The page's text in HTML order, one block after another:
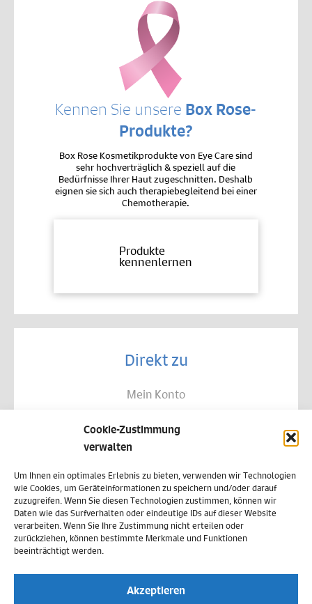
Cookie-Zustimmung
verwalten
Um Ihnen ein optimales Erlebnis zu bieten, verwenden wir Technologien
wie Cookies, um Geräteinformationen zu speichern und/oder darauf
zuzugreifen. Wenn Sie diesen Technologien zustimmen, können wir
Daten wie das Surfverhalten oder eindeutige IDs auf dieser Website
verarbeiten. Wenn Sie Ihre Zustimmung nicht erteilen oder
zurückziehen, können bestimmte Merkmale und Funktionen
beeinträchtigt werden.
Akzeptieren
Kennen Sie unsere Box Rose-
Produkte?
Box Rose Kosmetikprodukte von Eye Care sind
sehr hochverträglich & speziell auf die
Bedürfnisse Ihrer Haut zugeschnitten. Deshalb
eignen sie sich auch therapiebegleitend bei einer
Chemotherapie.
Produkte
kennenlernen
Direkt zu
Mein Konto
Allgemeine Geschäftsbedingungen
Datenschutz
Widerruf
Zahlungsweisen
Versand & Lieferung
Cookie-Richtlinie (EU)